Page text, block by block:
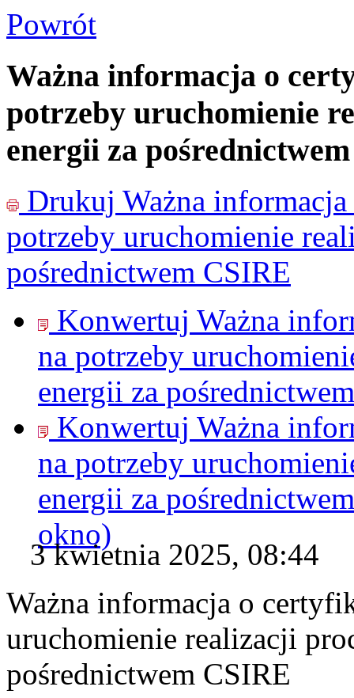
Powrót
Ważna informacja o
potrzeby uruchomienie
energii za
Drukuj Ważna
potrzeby uruchomienie
pośrednictwem CSIRE
Konwertuj Ważna
na potrzeby
energii za
Konwertuj Ważna
na potrzeby
energii za
okno)
3 kwietnia 2025, 08:44
Ważna informacja o
uruchomienie realizacji
pośrednictwem CSIRE